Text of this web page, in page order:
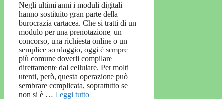
Negli ultimi anni i moduli digitali
hanno sostituito gran parte della
burocrazia cartacea. Che si tratti di un
modulo per una prenotazione, un
concorso, una richiesta online o un
semplice sondaggio, oggi è sempre
più comune doverli compilare
direttamente dal cellulare. Per molti
utenti, però, questa operazione può
sembrare complicata, soprattutto se
non si è … Leggi tutto